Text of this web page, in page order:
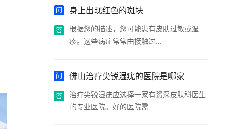
身上出现红色的斑块
根据您的描述，您可能患有皮肤过敏或湿
疹。这些病症常常由接触过...
佛山治疗尖锐湿疣的医院是哪家
治疗尖锐湿疣应选择一家有资深皮肤科医生
的专业医院。好的医院需...